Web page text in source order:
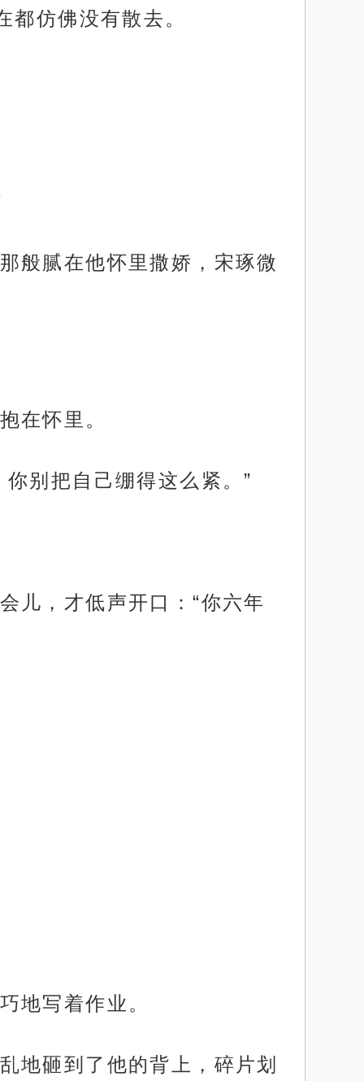
仿佛没有散去。
般腻在他怀里撒娇，宋琢微
在怀里。
别把自己绷得这么紧。”
儿，才低声开口：“你六年
地写着作业。
地砸到了他的背上，碎片划